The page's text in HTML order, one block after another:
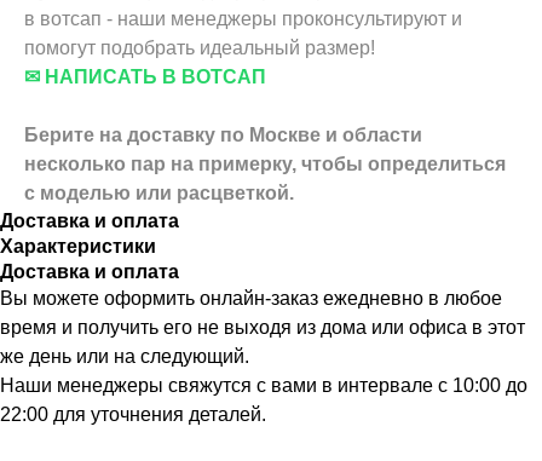
в вотсап - наши менеджеры проконсультируют и
помогут подобрать идеальный размер!
✉ НАПИСАТЬ В ВОТСАП
Берите на доставку по Москве и области
несколько пар на примерку, чтобы определиться
с моделью или расцветкой.
Доставка и оплата
Характеристики
Доставка и оплата
Вы можете оформить онлайн-заказ ежедневно в любое
время и получить его не выходя из дома или офиса в этот
же день или на следующий.
Наши менеджеры свяжутся с вами в интервале с 10:00 до
22:00 для уточнения деталей.